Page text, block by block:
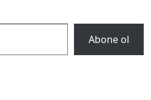
Abone ol